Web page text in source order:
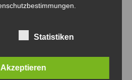
Statistiken